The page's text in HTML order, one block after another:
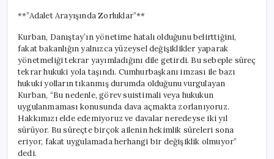
**”Adalet Arayışında Zorluklar”**
Kurban, Danıştay’ın yönetime hatalı olduğunu belirttiğini,
fakat bakanlığın yalnızca yüzeysel değişiklikler yaparak
yönetmeliği tekrar yayımladığını dile getirdi. Bu sebeple süreç
tekrar hukuki yola taşındı. Cumhurbaşkanı imzası ile bazı
hukuki yolların tıkanmış durumda olduğunu vurgulayan
Kurban, “Bu nedenle, görev suistimali veya hukukun
uygulanmaması konusunda dava açmakta zorlanıyoruz.
Hakkımızı elde edemiyoruz ve davalar neredeyse iki yıl
sürüyor. Bu süreçte birçok ailenin hekimlik süreleri sona
eriyor, fakat uygulamada herhangi bir değişiklik olmuyor”
dedi.